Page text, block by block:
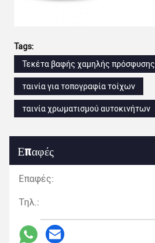
Tags:
Τεκέτα βαφής χαμηλής πρόσφυσης
ταινία για τοπογραφία τοίχων
ταινία χρωματισμού αυτοκινήτων
Επαφές
Επαφές:
Τηλ.: